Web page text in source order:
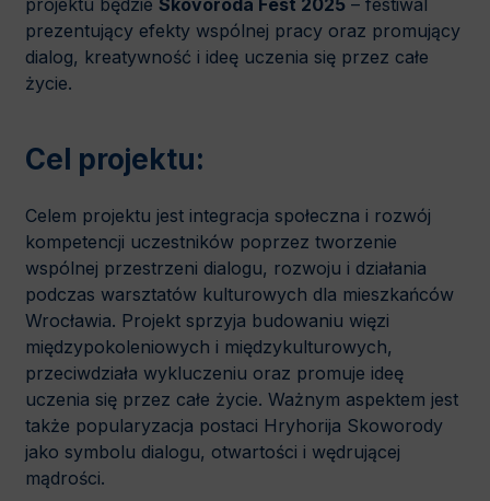
projektu będzie Skovoroda Fest 2025 – festiwal
prezentujący efekty wspólnej pracy oraz promujący
dialog, kreatywność i ideę uczenia się przez całe
życie.
Cel projektu:
Celem projektu jest integracja społeczna i rozwój
kompetencji uczestników poprzez tworzenie
wspólnej przestrzeni dialogu, rozwoju i działania
podczas warsztatów kulturowych dla mieszkańców
Wrocławia. Projekt sprzyja budowaniu więzi
międzypokoleniowych i międzykulturowych,
przeciwdziała wykluczeniu oraz promuje ideę
uczenia się przez całe życie. Ważnym aspektem jest
także popularyzacja postaci Hryhorija Skoworody
jako symbolu dialogu, otwartości i wędrującej
mądrości.